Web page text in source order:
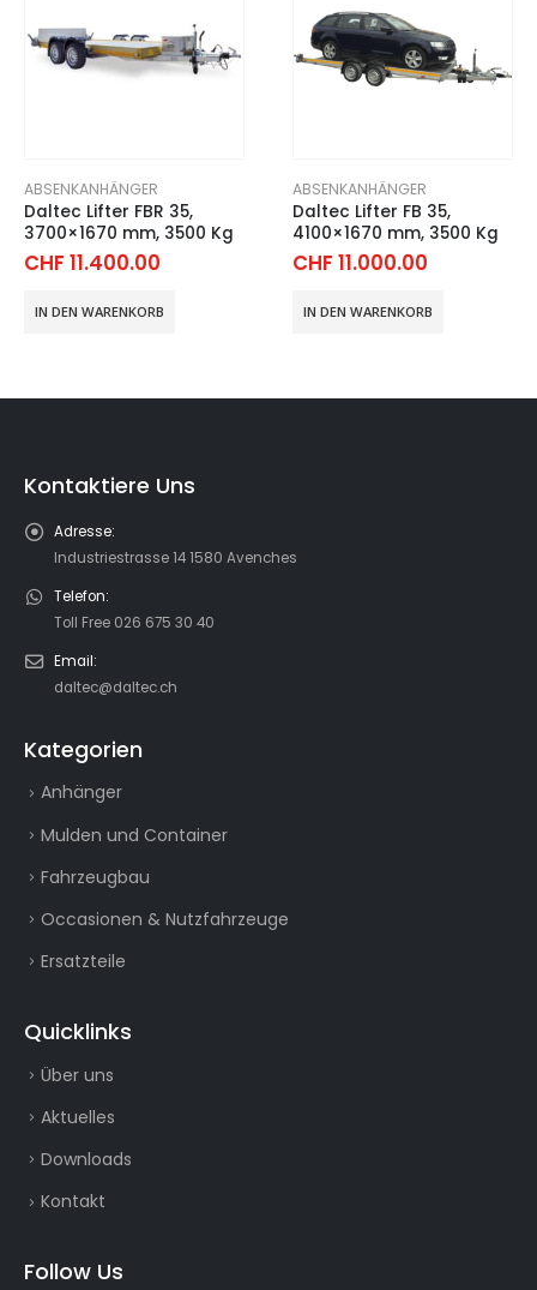
ABSENKANHÄNGER
Daltec Lifter FB 35,
4100×1670 mm, 3500 Kg
CHF11.000.00
IN DEN WARENKORB
ABSENKANHÄNGER
Daltec Lifter FBR 25,
3700×1670 mm, 2500 Kg
CHF9.400.00
IN DEN WARENKORB
Kontaktiere Uns
Adresse:
Industriestrasse 14 1580 Avenches
Telefon:
Toll Free 026 675 30 40
Email:
daltec@daltec.ch
Kategorien
Anhänger
Mulden und Container
Fahrzeugbau
Occasionen & Nutzfahrzeuge
Ersatzteile
Quicklinks
Über uns
Aktuelles
Downloads
Kontakt
Follow Us